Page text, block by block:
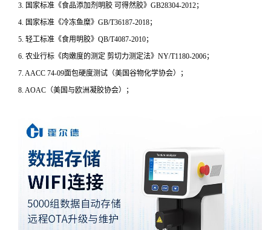
3. 国家标准《食品添加剂明胶 可得然胶》GB28304-2012；
4. 国家标准《冷冻鱼糜》GB/T36187-2018；
5. 轻工标准《食用明胶》QB/T4087-2010；
6. 农业行标《肉嫩度的测定 剪切力测定法》NY/T1180-2006；
7. AACC 74-09面包硬度测试（美国谷物化学协会）；
8. AOAC（美国与欧洲凝胶协会）；